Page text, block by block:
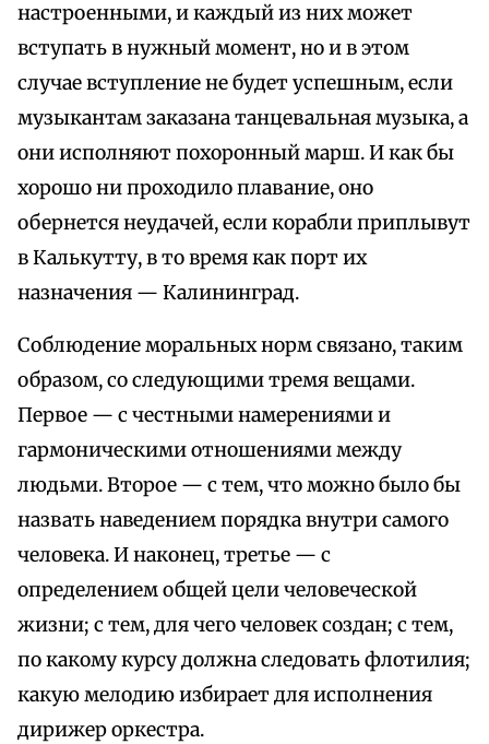
настроенными, и каждый из них может
вступать в нужный момент, но и в этом
случае вступление не будет успешным, если
музыкантам заказана танцевальная музыка, а
они исполняют похоронный марш. И как бы
хорошо ни проходило плавание, оно
обернется неудачей, если корабли приплывут
в Калькутту, в то время как порт их
назначения — Калининград.
Соблюдение моральных норм связано, таким
образом, со следующими тремя вещами.
Первое — с честными намерениями и
гармоническими отношениями между
людьми. Второе — с тем, что можно было бы
назвать наведением порядка внутри самого
человека. И наконец, третье — с
определением общей цели человеческой
жизни; с тем, для чего человек создан; с тем,
по какому курсу должна следовать флотилия;
какую мелодию избирает для исполнения
дирижер оркестра.